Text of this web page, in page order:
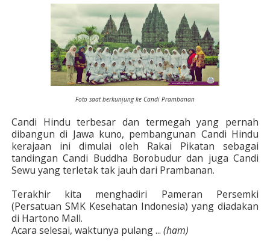
Foto saat berkunjung ke Candi Prambanan
Candi Hindu terbesar dan termegah yang pernah
dibangun di Jawa kuno, pembangunan Candi Hindu
kerajaan ini dimulai oleh Rakai Pikatan sebagai
tandingan Candi Buddha Borobudur dan juga Candi
Sewu yang terletak tak jauh dari Prambanan.
Terakhir kita menghadiri Pameran Persemki
(Persatuan SMK Kesehatan Indonesia) yang diadakan
di Hartono Mall.
Acara selesai, waktunya pulang ... (ham)